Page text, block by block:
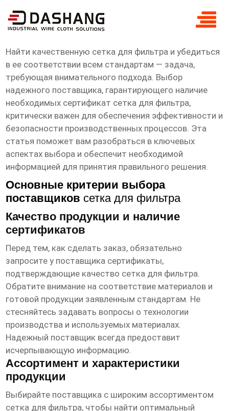
сертификат сетка для фильтра
Поставщики
Найти качественную сетка для фильтра и убедиться
в ее соответствии всем стандартам — задача,
требующая внимательного подхода. Выбор
надежного поставщика, гарантирующего наличие
необходимых сертификат сетка для фильтра,
критически важен для обеспечения эффективности и
безопасности производственных процессов. Эта
статья поможет вам разобраться в ключевых
аспектах выбора и обеспечит необходимой
информацией для принятия правильного решения.
Основные критерии выбора
поставщиков сетка для фильтра
Качество продукции и наличие
сертификатов
Перед тем, как сделать заказ, обязательно
запросите у поставщика сертификаты,
подтверждающие качество сетка для фильтра.
Обратите внимание на соответствие материалов и
готовой продукции заявленным стандартам. Не
стесняйтесь задавать вопросы о технологии
производства и используемых материалах.
Надежный поставщик всегда предоставит
исчерпывающую информацию.
Ассортимент и характеристики
продукции
Выбирайте поставщика с широким ассортиментом
сетка для фильтра, чтобы найти оптимальный